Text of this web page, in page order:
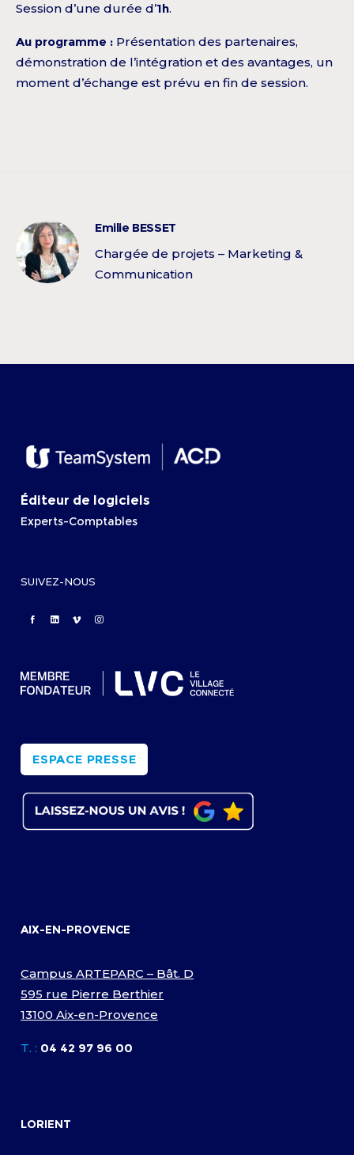
Session d’une durée d’1h.
Au programme : Présentation des partenaires,
démonstration de l’intégration et des avantages, un
moment d’échange est prévu en fin de session.
Emilie BESSET
Chargée de projets – Marketing &
Communication
Éditeur de logiciels
Experts-Comptables
SUIVEZ-NOUS
ESPACE PRESSE
AIX-EN-PROVENCE
Campus ARTEPARC – Bât. D
595 rue Pierre Berthier
13100 Aix-en-Provence
T. : 04 42 97 96 00
LORIENT